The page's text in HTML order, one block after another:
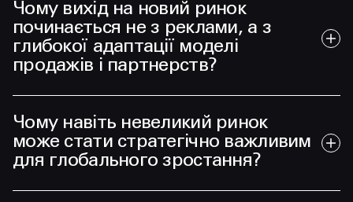
Чому вихід на новий ринок
починається не з реклами, а з
глибокої адаптації моделі
продажів і партнерств?
Чому навіть невеликий ринок
може стати стратегічно важливим
для глобального зростання?